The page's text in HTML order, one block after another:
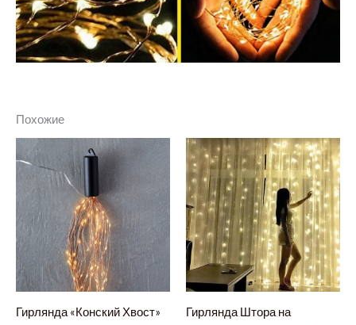
Похожие
Гирлянда «Конский Хвост»
Гирлянда Штора на